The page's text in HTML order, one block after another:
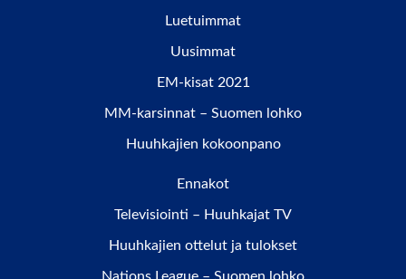
Luetuimmat
Uusimmat
EM-kisat 2021
MM-karsinnat – Suomen lohko
Huuhkajien kokoonpano
Ennakot
Televisiointi – Huuhkajat TV
Huuhkajien ottelut ja tulokset